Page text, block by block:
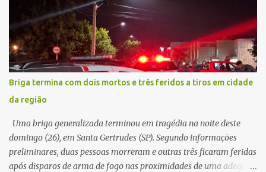
realizadas na rodovia, momento em que ocorreu o impacto. Com
a violência da colisão, o motociclista foi arremessado ao solo.
Testemunhas relataram que o capacete teria se desprendido
durante o acidente. O jovem sofreu ferimentos gravíssimos e
morreu ainda no local. Equipes de resgate e de atendimento da
concessionária responsável pela rodovia foram acionadas e
realizaram a sinalização da via, além de prestarem socorro à
vítima. No entanto, o óbito foi constatado ainda no local do
acidente. A Polícia Militar Rodoviária compareceu para o registro
da ocorrência...
Briga termina com dois mortos e três feridos a tiros em cidade
da região
Uma briga generalizada terminou em tragédia na noite deste
domingo (26), em Santa Gertrudes (SP). Segundo informações
preliminares, duas pessoas morreram e outras três ficaram feridas
após disparos de arma de fogo nas proximidades de uma adega. O